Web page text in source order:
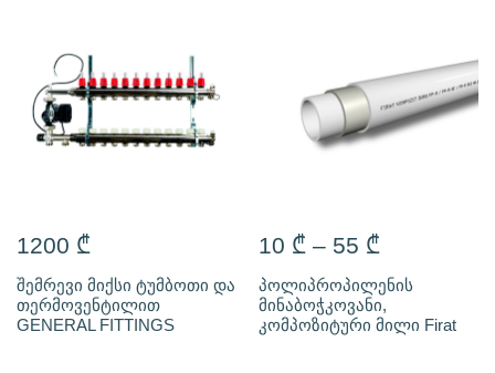
1200 ₾
შემრევი მიქსი ტუმბოთი და
თერმოვენტილით
GENERAL FITTINGS
10 ₾ – 55 ₾
პოლიპროპილენის
მინაბოჭკოვანი,
კომპოზიტური მილი Firat